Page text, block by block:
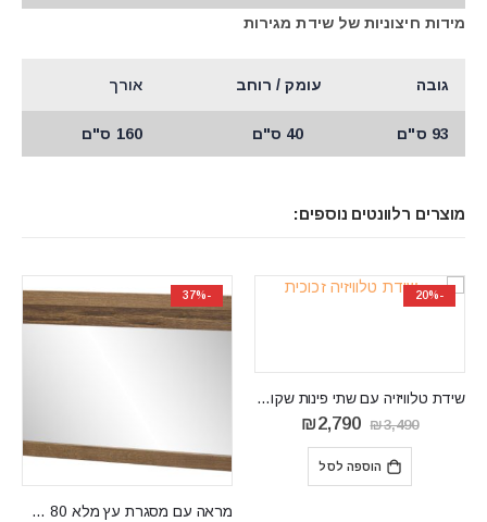
מידות חיצוניות של שידת מגירות
גובה עומק / רוחב אורך
93 ס"ם 160 ס"ם
מוצרים רלוונטים נוספים:
-37%
-22%
קומודה רחבה שתי דלתות דגם RUSO